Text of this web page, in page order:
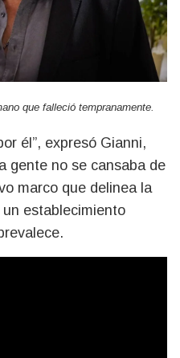
que falleció tempranamente.
él”, expresó Gianni,
gente no se cansaba de
marco que delinea la
establecimiento